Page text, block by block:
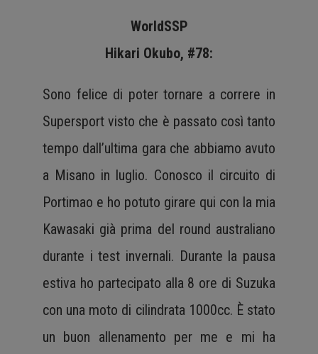
WorldSSP
Hikari Okubo, #78:
Sono felice di poter tornare a correre in
Supersport visto che è passato così tanto
tempo dall’ultima gara che abbiamo avuto
a Misano in luglio. Conosco il circuito di
Portimao e ho potuto girare qui con la mia
Kawasaki già prima del round australiano
durante i test invernali. Durante la pausa
estiva ho partecipato alla 8 ore di Suzuka
con una moto di cilindrata 1000cc. È stato
un buon allenamento per me e mi ha